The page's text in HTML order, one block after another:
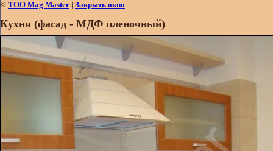
© ТОО Mag Master | Закрыть окно
Кухня (фасад - МДФ пленочный)